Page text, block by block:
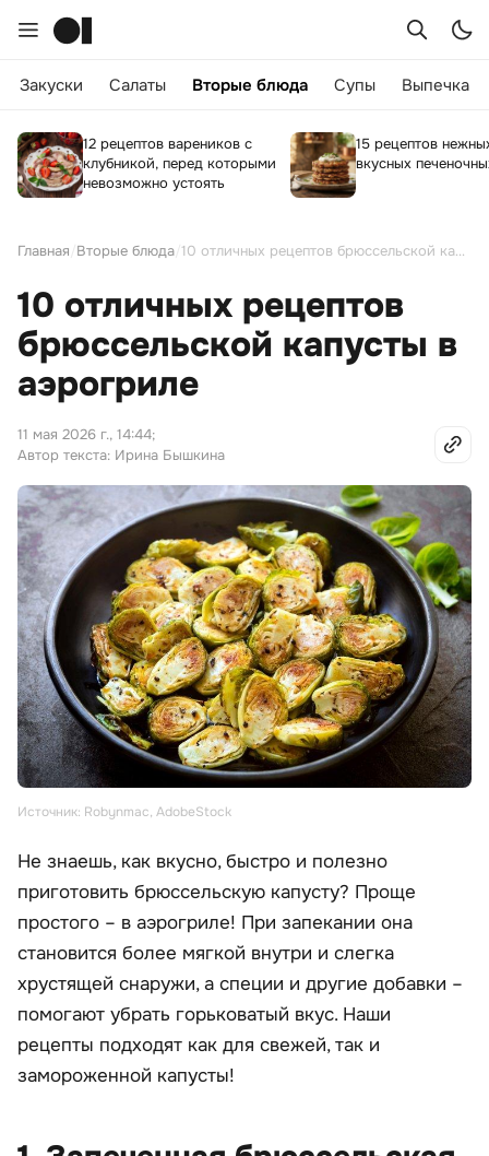
Закуски Салаты Вторые блюда Супы Выпечка
12 рецептов вареников с
клубникой, перед которыми
невозможно устоять
15 рецептов
вкусных
Главная Вторые блюда 10 отличных рецептов брюссельской капусты в аэрогриле
10 отличных рецептов
брюссельской капусты в
аэрогриле
11 мая 2026 г., 14:44;
Автор текста: Ирина Бышкина
Источник: Robynmac, AdobeStock
Не знаешь, как вкусно, быстро и полезно
приготовить брюссельскую капусту? Проще
простого – в аэрогриле! При запекании она
становится более мягкой внутри и слегка
хрустящей снаружи, а специи и другие добавки –
помогают убрать горьковатый вкус. Наши
рецепты подходят как для свежей, так и
замороженной капусты!